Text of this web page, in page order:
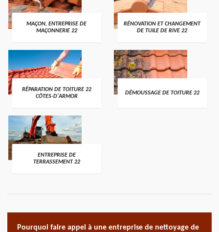
MAÇON, ENTREPRISE DE
MAÇONNERIE 22
RÉNOVATION ET CHANGEMENT
DE TUILE DE RIVE 22
RÉPARATION DE TOITURE 22
CÔTES-D'ARMOR
DÉMOUSSAGE DE TOITURE 22
ENTREPRISE DE
TERRASSEMENT 22
Pourquoi faire appel à une entreprise de nettoyage de